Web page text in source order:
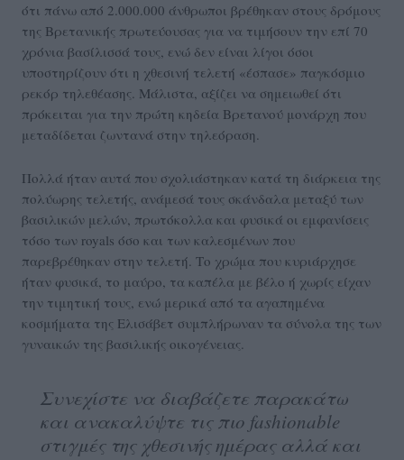
ότι πάνω από 2.000.000 άνθρωποι βρέθηκαν στους δρόμους
της Βρετανικής πρωτεύουσας για να τιμήσουν την επί 70
χρόνια βασίλισσά τους, ενώ δεν είναι λίγοι όσοι
υποστηρίζουν ότι η χθεσινή τελετή «έσπασε» παγκόσμιο
ρεκόρ τηλεθέασης. Μάλιστα, αξίζει να σημειωθεί ότι
πρόκειται για την πρώτη κηδεία Βρετανού μονάρχη που
μεταδίδεται ζωντανά στην τηλεόραση.
Πολλά ήταν αυτά που σχολιάστηκαν κατά τη διάρκεια της
πολύωρης τελετής, ανάμεσά τους σκάνδαλα μεταξύ των
βασιλικών μελών, πρωτόκολλα και φυσικά οι εμφανίσεις
τόσο των royals όσο και των καλεσμένων που
παρεβρέθηκαν στην τελετή. Το χρώμα που κυριάρχησε
ήταν φυσικά, το μαύρο, τα καπέλα με βέλο ή χωρίς είχαν
την τιμητική τους, ενώ μερικά από τα αγαπημένα
κοσμήματα της Ελισάβετ συμπλήρωναν τα σύνολα της των
γυναικών της βασιλικής οικογένειας.
Συνεχίστε να διαβάζετε παρακάτω
και ανακαλύψτε τις πιο fashionable
στιγμές της χθεσινής ημέρας αλλά και